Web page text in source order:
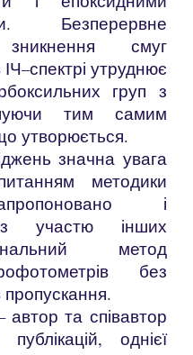
Безперервне
смуг
утруднює
груп з
тим самим
що утворюється.
значна увага
методики
і
участю інших
метод
без
пропускання.
та співавтор
однієї